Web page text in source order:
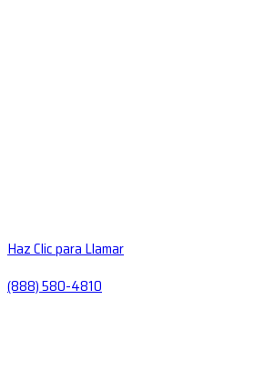
Haz Clic para Llamar
(888) 580-4810